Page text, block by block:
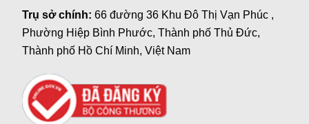
Trụ sở chính:66 đường 36 Khu Đô Thị Vạn Phúc ,
Phường Hiệp Bình Phước, Thành phố Thủ Đức,
Thành phố Hồ Chí Minh, Việt Nam